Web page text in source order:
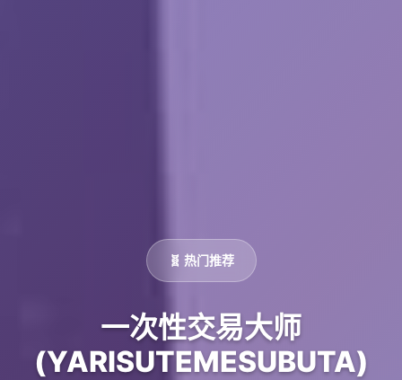
🧬 热门推荐
一次性交易大师
(YARISUTEMESUBUTA)